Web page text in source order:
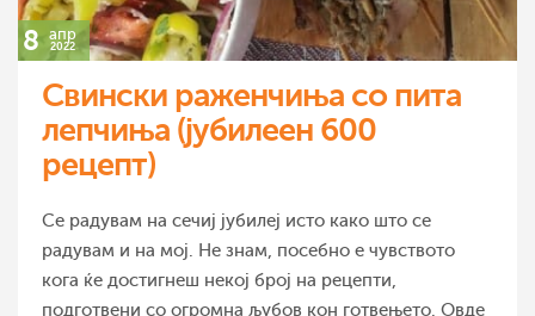
8 апр
2022
Свински раженчиња со пита
лепчиња (јубилеен 600
рецепт)
Се радувам на сечиј јубилеј исто како што се
радувам и на мој. Не знам, посебно е чувството
кога ќе достигнеш некој број на рецепти,
подготвени со огромна љубов кон готвењето. Овде